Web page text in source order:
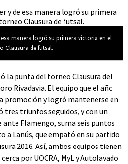
manera logró su primera victoria en el
Clausura de futsal.
la punta del torneo Clausura del
Rivadavia. El equipo que el año
promoción y logró mantenerse en
tres triunfos seguidos, y con un
Flamengo, suma seis puntos
a Lanús, que empató en su partido
2016. Así, ambos equipos tienen
por UOCRA, MyL y Autolavado